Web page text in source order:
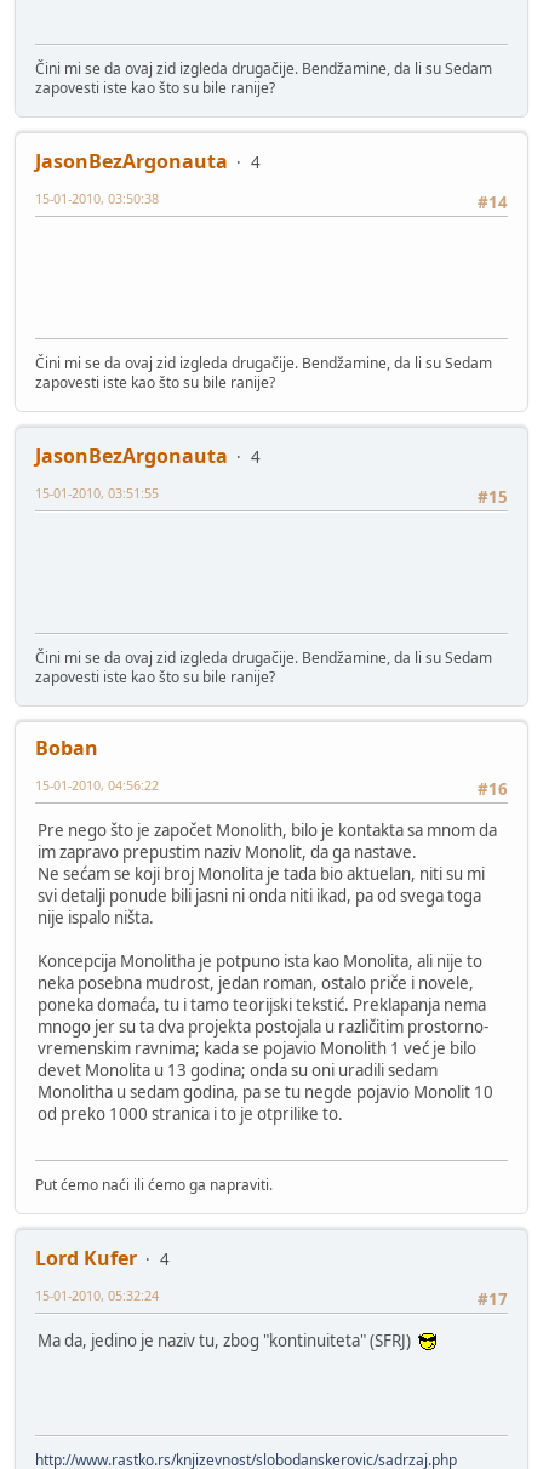
Čini mi se da ovaj zid izgleda drugačije. Bendžamine, da li su Sedam
zapovesti iste kao što su bile ranije?
JasonBezArgonauta
4
#14
15-01-2010, 03:50:38
Čini mi se da ovaj zid izgleda drugačije. Bendžamine, da li su Sedam
zapovesti iste kao što su bile ranije?
JasonBezArgonauta
4
#15
15-01-2010, 03:51:55
Čini mi se da ovaj zid izgleda drugačije. Bendžamine, da li su Sedam
zapovesti iste kao što su bile ranije?
Boban
#16
15-01-2010, 04:56:22
Pre nego što je započet Monolith, bilo je kontakta sa mnom da
im zapravo prepustim naziv Monolit, da ga nastave.
Ne sećam se koji broj Monolita je tada bio aktuelan, niti su mi
svi detalji ponude bili jasni ni onda niti ikad, pa od svega toga
nije ispalo ništa.
Koncepcija Monolitha je potpuno ista kao Monolita, ali nije to
neka posebna mudrost, jedan roman, ostalo priče i novele,
poneka domaća, tu i tamo teorijski tekstić. Preklapanja nema
mnogo jer su ta dva projekta postojala u različitim prostorno-
vremenskim ravnima; kada se pojavio Monolith 1 već je bilo
devet Monolita u 13 godina; onda su oni uradili sedam
Monolitha u sedam godina, pa se tu negde pojavio Monolit 10
od preko 1000 stranica i to je otprilike to.
Put ćemo naći ili ćemo ga napraviti.
Lord Kufer
4
#17
15-01-2010, 05:32:24
Ma da, jedino je naziv tu, zbog "kontinuiteta" (SFRJ)
http://www.rastko.rs/knjizevnost/slobodanskerovic/sadrzaj.php